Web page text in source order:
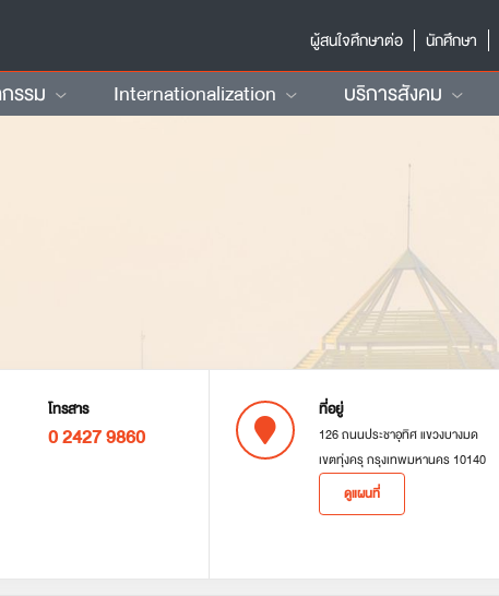
ผู้สนใจศึกษาต่อ
นักศึกษา
รรม Internationalization บริการสังคม
โทรสาร
0 2427 9860
ที่อยู่
126 ถนนประชาอุทิศ แขวงบางมด
เขตทุ่งครุ กรุงเทพมหานคร 10140
ดูแผนที่